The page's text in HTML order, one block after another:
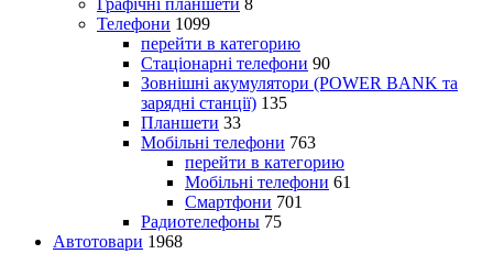
Графічні планшети 8
Телефони 1099
перейти в категорию
Стаціонарні телефони 90
Зовнішні акумулятори (POWER BANK та
зарядні станції) 135
Планшети 33
Мобільні телефони 763
перейти в категорию
Мобільні телефони 61
Смартфони 701
Радиотелефоны 75
Автотовари 1968